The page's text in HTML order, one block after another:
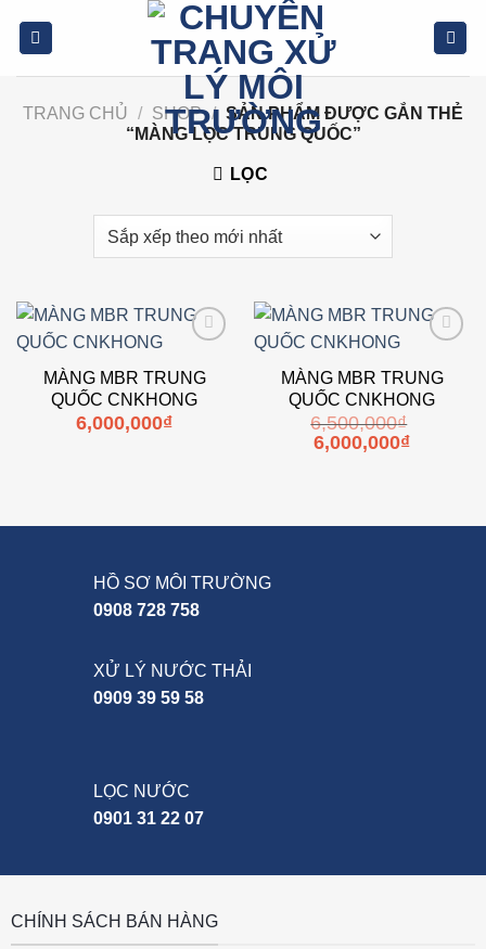
TRANG CHỦ
/ SHOP / SẢN PHẨM ĐƯỢC GẮN THẺ
“MÀNG LỌC TRUNG QUỐC”
LỌC
wishlist
MÀNG MBR TRUNG
QUỐC CNKHONG
6,000,000₫
wishlist
MÀNG MBR TRUNG
QUỐC CNKHONG
6,500,000₫
Giá
gốc
6,000,000₫Giá
HỒ SƠ MÔI TRƯỜNG
0908 728 758
XỬ LÝ NƯỚC THẢI
0909 39 59 58
LỌC NƯỚC
0901 31 22 07
CHÍNH SÁCH BÁN HÀNG